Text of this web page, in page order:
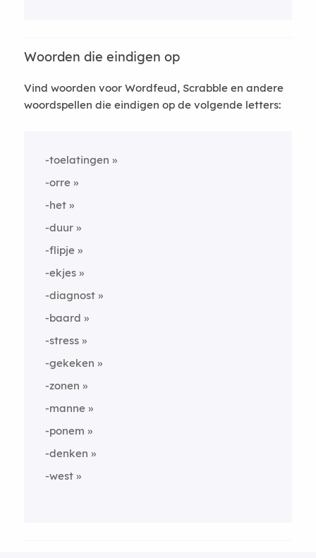
Woorden die eindigen op
Vind woorden voor Wordfeud, Scrabble en andere
woordspellen die eindigen op de volgende letters:
-toelatingen
-orre
-het
-duur
-flipje
-ekjes
-diagnost
-baard
-stress
-gekeken
-zonen
-manne
-ponem
-denken
-west